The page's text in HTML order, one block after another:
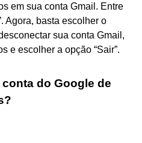
em sua conta Gmail. Entre
Agora, basta escolher o
sua conta Gmail,
e escolher a opção “Sair”.
do Google de